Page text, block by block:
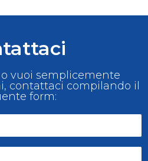
vuoi semplicemente
contattaci compilando il
form: